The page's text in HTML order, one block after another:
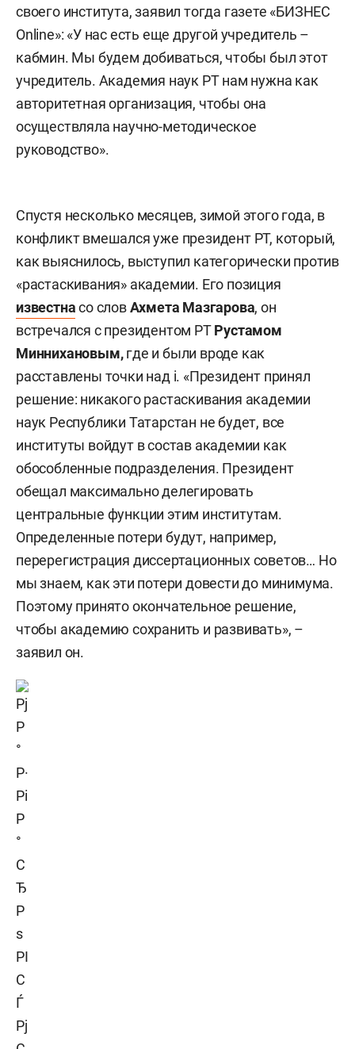
своего института, заявил тогда газете «БИЗНЕС
Online»: «У нас есть еще другой учредитель –
кабмин. Мы будем добиваться, чтобы был этот
учредитель. Академия наук РТ нам нужна как
авторитетная организация, чтобы она
осуществляла научно-методическое
руководство».
Спустя несколько месяцев, зимой этого года, в
конфликт вмешался уже президент РТ, который,
как выяснилось, выступил категорически против
«растаскивания» академии. Его позиция
известнасо словАхмета Мазгарова, он
встречался с президентом РТРустамом
Миннихановым,где и были вроде как
расставлены точки над i. «Президент принял
решение: никакого растаскивания академии
наук Республики Татарстан не будет, все
институты войдут в состав академии как
обособленные подразделения. Президент
обещал максимально делегировать
центральные функции этим институтам.
Определенные потери будут, например,
перерегистрация диссертационных советов… Но
мы знаем, как эти потери довести до минимума.
Поэтому принято окончательное решение,
чтобы академию сохранить и развивать», –
заявил он.